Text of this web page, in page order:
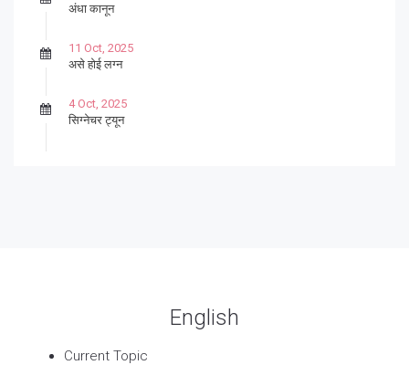
अंधा कानून
11 Oct, 2025
असे होई लग्न
4 Oct, 2025
सिग्नेचर ट्यून
English
Current Topic